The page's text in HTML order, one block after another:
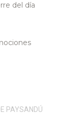
del día
PAYSANDÚ